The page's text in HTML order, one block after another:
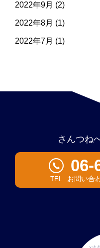
2022年9月 (2)
2022年8月 (1)
2022年7月 (1)
さんつね
TEL
06-
お問い合